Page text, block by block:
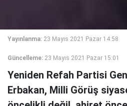
Yayınlanma: 23 Mayıs 2021 Pazar 14:58
Güncelleme: 23 Mayıs 2021 Pazar 15:01
Yeniden Refah Partisi
Erbakan, Milli Görüş